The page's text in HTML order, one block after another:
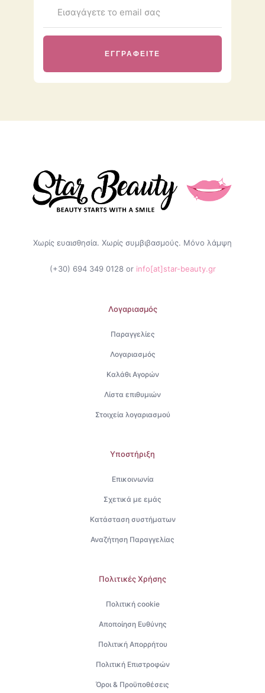
Χωρίς ευαισθησία. Χωρίς συμβιβασμούς. Μόνο λάμψη
(+30) 694 349 0128or info[at]star-beauty.gr
Λογαριασμός
Παραγγελίες
Λογαριασμός
Καλάθι Αγορών
Λίστα επιθυμιών
Στοιχεία λογαριασμού
Υποστήριξη
Επικοινωνία
Σχετικά με εμάς
Κατάσταση συστήματων
Αναζήτηση Παραγγελίας
Πολιτικές Χρήσης
Πολιτική cookie
Αποποίηση Ευθύνης
Πολιτική Απορρήτου
Πολιτική Επιστροφών
Όροι & Προϋποθέσεις